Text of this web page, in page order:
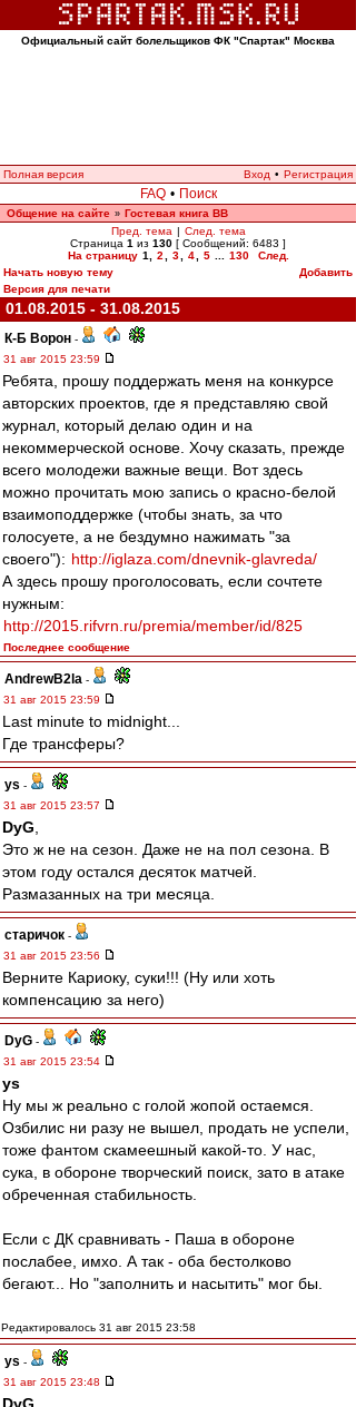
Официальный сайт болельщиков ФК "Спартак" Москва
Полная версия Вход • Регистрация
FAQ • Поиск
Общение на сайте » Гостевая книга ВВ
Пред. тема | След. тема
Страница 1 из 130 [ Сообщений: 6483 ]
На страницу 1 2 3 4 5 130
След.
Начать новую тему
Добавить
Версия для печати
01.08.2015 - 31.08.2015
К-Б Ворон -
31 авг 2015 23:59
Ребята, прошу поддержать меня на конкурсе
авторских проектов, где я представляю свой
журнал, который делаю один и на
некоммерческой основе. Хочу сказать, прежде
всего молодежи важные вещи. Вот здесь
можно прочитать мою запись о красно-белой
взаимоподдержке (чтобы знать, за что
голосуете, а не бездумно нажимать "за
своего"): http://iglaza.com/dnevnik-glavreda/
А здесь прошу проголосовать, если сочтете
нужным:
http://2015.rifvrn.ru/premia/member/id/825
Последнее сообщение
AndrewB2la -
31 авг 2015 23:59
Last minute to midnight...
Где трансферы?
ys -
31 авг 2015 23:57
DyG
Это ж не на сезон. Даже не на пол сезона. В
этом году остался десяток матчей.
Размазанных на три месяца.
старичок -
31 авг 2015 23:56
Верните Кариоку, суки!!! (Ну или хоть
компенсацию за него)
DyG -
31 авг 2015 23:54
ys
Ну мы ж реально с голой жопой остаемся.
Озбилис ни разу не вышел, продать не успели,
тоже фантом скамеешный какой-то. У нас,
сука, в обороне творческий поиск, зато в атаке
обреченная стабильность.
Если с ДК сравнивать - Паша в обороне
послабее, имхо. А так - оба бестолково
бегают... Но "заполнить и насытить" мог бы.
Редактировалось 31 авг 2015 23:58
ys -
31 авг 2015 23:48